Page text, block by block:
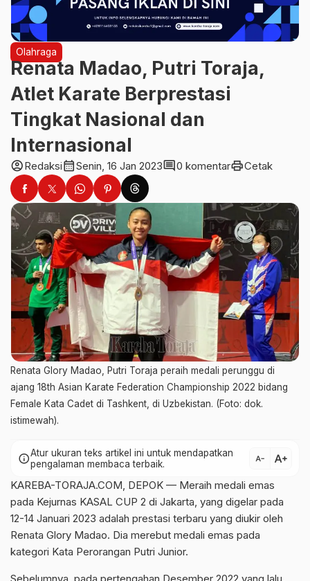
Olahraga
Renata Madao, Putri Toraja,
Atlet Karate Berprestasi
Tingkat Nasional dan
Internasional
account_circleRedaksicalendar_monthSenin, 16 Jan 2023comment0 komentarprintCetak
Renata Glory Madao, Putri Toraja peraih medali perunggu di
ajang 18th Asian Karate Federation Championship 2022 bidang
Female Kata Cadet di Tashkent, di Uzbekistan. (Foto: dok.
istimewah).
infoAtur ukuran teks artikel ini untuk mendapatkan
pengalaman membaca terbaik.
text_decrease text_increase
KAREBA-TORAJA.COM, DEPOK — Meraih medali emas
pada Kejurnas KASAL CUP 2 di Jakarta, yang digelar pada
12-14 Januari 2023 adalah prestasi terbaru yang diukir oleh
Renata Glory Madao. Dia merebut medali emas pada
kategori Kata Perorangan Putri Junior.